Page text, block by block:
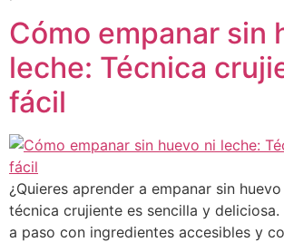
Cómo empanar sin
leche: Técnica
fácil
¿Quieres aprender a empanar sin
técnica crujiente es sencilla y deliciosa.
a paso con ingredientes accesibles y